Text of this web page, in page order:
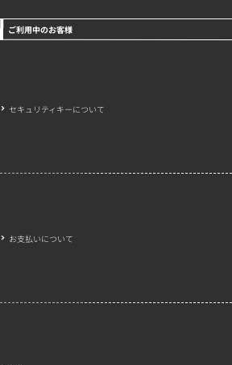
ご利用中のお客様
セキュリティキーについて
お支払いについて